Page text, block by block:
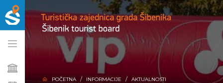
POČETNA INFORMACIJE AKTUALNOSTI